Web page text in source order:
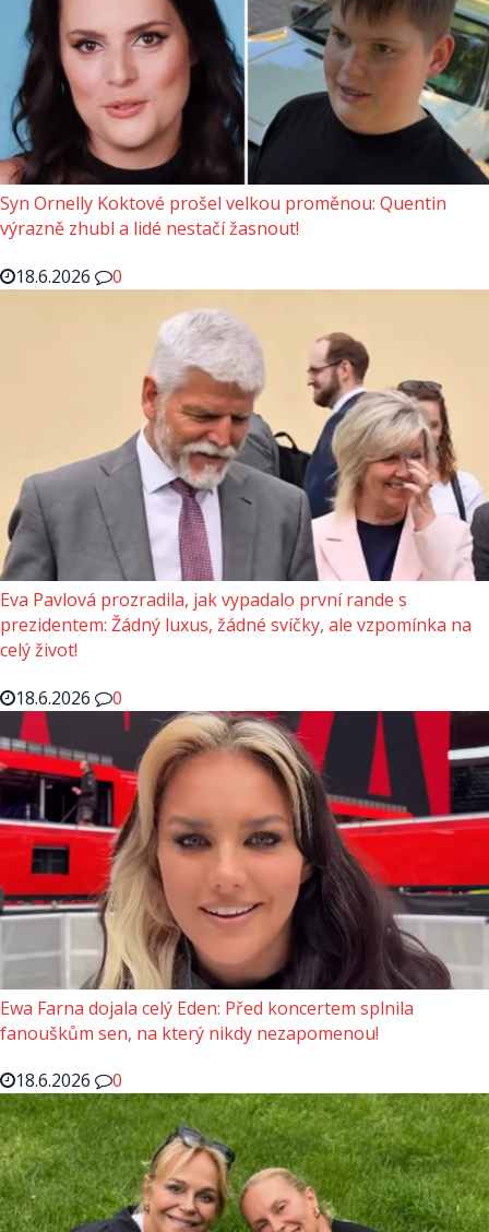
Syn Ornelly Koktové prošel velkou proměnou: Quentin
výrazně zhubl a lidé nestačí žasnout!
18.6.2026
0
Eva Pavlová prozradila, jak vypadalo první rande s
prezidentem: Žádný luxus, žádné svíčky, ale vzpomínka na
celý život!
18.6.2026
0
Ewa Farna dojala celý Eden: Před koncertem splnila
fanouškům sen, na který nikdy nezapomenou!
18.6.2026
0